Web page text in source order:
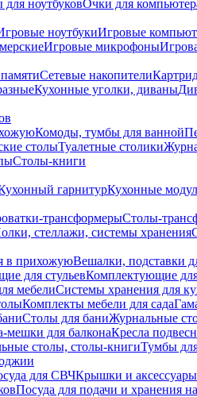
для ноутбуковОчки для
ноутбукиИгровые
Игровые микрофоны
Сетевые накопители
Кухонные уголки, диваны
Комоды, тумбы для ванной
столыТуалетные столики
Столы-книги
гарнитурКухонные
трансформерыСтолы-
стеллажи, системы хранения
в прихожуюВешалки, подставки
для стульевКомплектующие
мебелиСистемы хранения для
Комплекты мебели для сада
Столы для баниЖурнальные
мешки для балконаКресла
столы, столы-книгиТумбы
для СВЧКрышки и
Посуда для подачи и хранения